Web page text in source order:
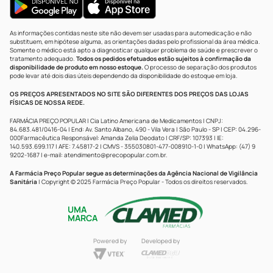
As informações contidas neste site não devem ser usadas para automedicação e não
substituem, em hipótese alguma, as orientações dadas pelo profissional da área médica.
Somente o médico está apto a diagnosticar qualquer problema de saúde e prescrever o
tratamento adequado. Todos os pedidos efetuados estão sujeitos à confirmação da
disponibilidade de produto em nosso estoque.O processo de separação dos produtos
pode levar até dois dias úteis dependendo da disponibilidade do estoque em loja.
OS PREÇOS APRESENTADOS NO SITE SÃO DIFERENTES DOS PREÇOS DAS LOJAS
FÍSICAS DE NOSSA REDE.
FARMÁCIA PREÇO POPULAR | Cia Latino Americana de Medicamentos | CNPJ:
84.683.481/0416-04 | End: Av. Santo Albano, 490 - Vila Vera | São Paulo - SP | CEP: 04.296-
000Farmacêutica Responsável: Amanda Zelia Deodato | CRF/SP: 107393 | IE:
140.593.699.117 | AFE: 7.45817-2 | CMVS - 355030801-477-008910-1-0 | WhatsApp: (47) 9
9202-1687 | e-mail: atendimento@precopopular.com.br.
A Farmácia Preço Popular segue as determinações da Agência Nacional de Vigilância
Sanitária | Copyright © 2025 Farmácia Preço Popular - Todos os direitos reservados.
UMA
MARCA
Powered by Developed by